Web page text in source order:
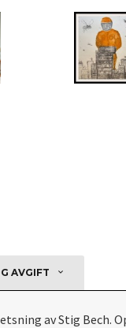
AVGIFT
av Stig Bech.